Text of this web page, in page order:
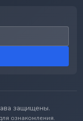
защищены.
ознакомления.